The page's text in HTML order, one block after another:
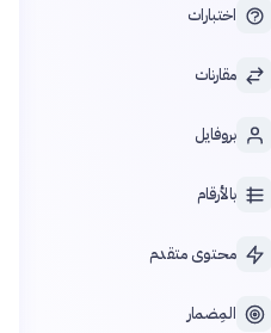
اختبارات
مقارنات
بروفايل
بالأرقام
محتوى متقدم
المِضمار